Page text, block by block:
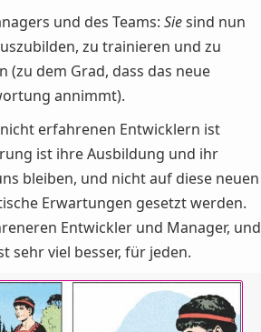
und des Teams: Siesind nun
zu trainieren und zu
(zu dem Grad, dass das neue
annimmt).
nicht erfahrenen Entwicklern ist
ist ihre Ausbildung und ihr
bleiben, und nicht auf diese neuen
Erwartungen gesetzt werden.
Entwickler und Manager, und
sehr viel besser, für jeden.